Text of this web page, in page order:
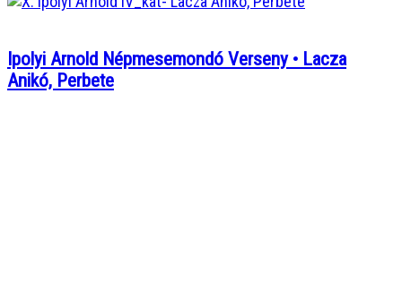
Ipolyi Arnold Népmesemondó Verseny • Lacza
Anikó, Perbete